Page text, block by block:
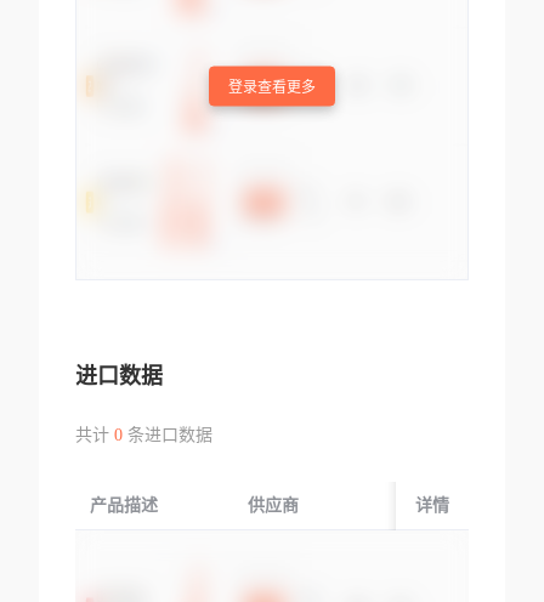
登录查看更多
进口数据
共计 0条进口数据
产品描述 供应商 起运国/地区
详情